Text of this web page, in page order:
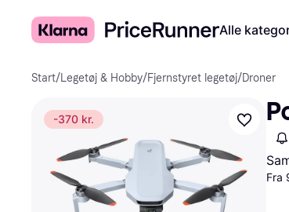
Alle
Start/Legetøj & Hobby/Fjernstyret legetøj/Droner
-370 kr.
Fra